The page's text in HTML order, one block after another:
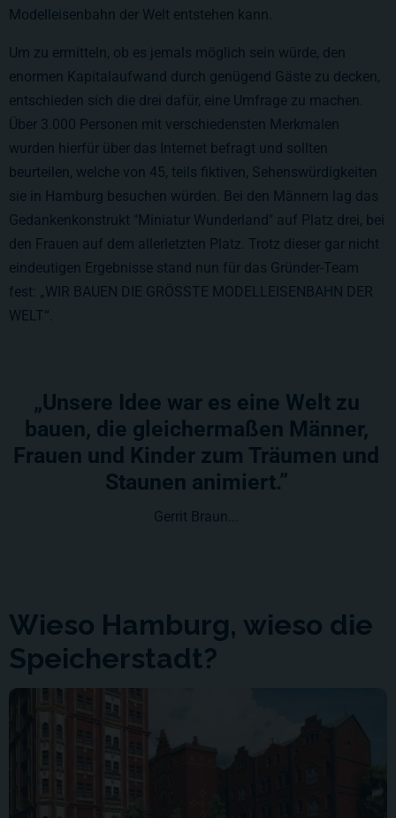
Modelleisenbahn der Welt entstehen kann.
Um zu ermitteln, ob es jemals möglich sein würde, den
enormen Kapitalaufwand durch genügend Gäste zu decken,
entschieden sich die drei dafür, eine Umfrage zu machen.
Über 3.000 Personen mit verschiedensten Merkmalen
wurden hierfür über das Internet befragt und sollten
beurteilen, welche von 45, teils fiktiven, Sehenswürdigkeiten
sie in Hamburg besuchen würden. Bei den Männern lag das
Gedankenkonstrukt "Miniatur Wunderland" auf Platz drei, bei
den Frauen auf dem allerletzten Platz. Trotz dieser gar nicht
eindeutigen Ergebnisse stand nun für das Gründer-Team
fest: „WIR BAUEN DIE GRÖSSTE MODELLEISENBAHN DER
WELT“.
„Unsere Idee war es eine Welt zu
bauen, die gleichermaßen Männer,
Frauen und Kinder zum Träumen und
Staunen animiert.”
Gerrit Braun...
Wieso Hamburg, wieso die
Speicherstadt?